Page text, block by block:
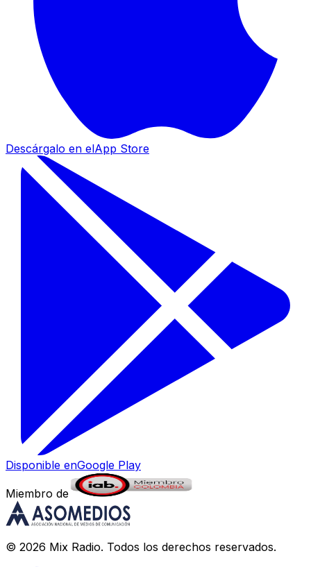
Descárgalo en elApp Store
Disponible enGoogle Play
Miembro de
© 2026 Mix Radio. Todos los derechos reservados.